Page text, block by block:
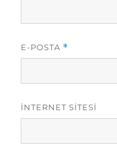
E-POSTA *
İNTERNET SITESI